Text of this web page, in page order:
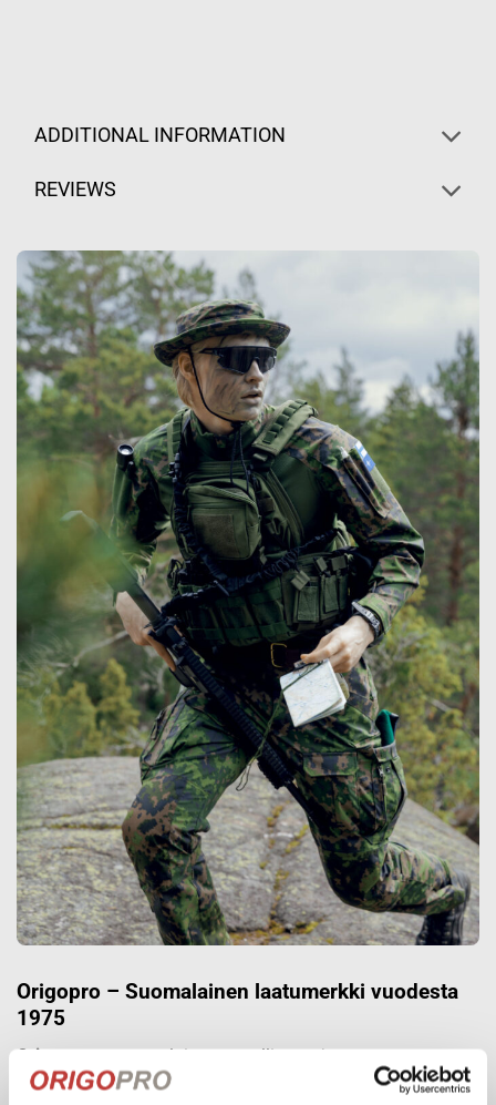
ADDITIONAL INFORMATION
REVIEWS
Origopro – Suomalainen laatumerkki vuodesta
1975
Origopro
on suomalainen turvallisuus- ja
ulkoiluvaatetukseen erikoistunut yritys, joka on toiminut